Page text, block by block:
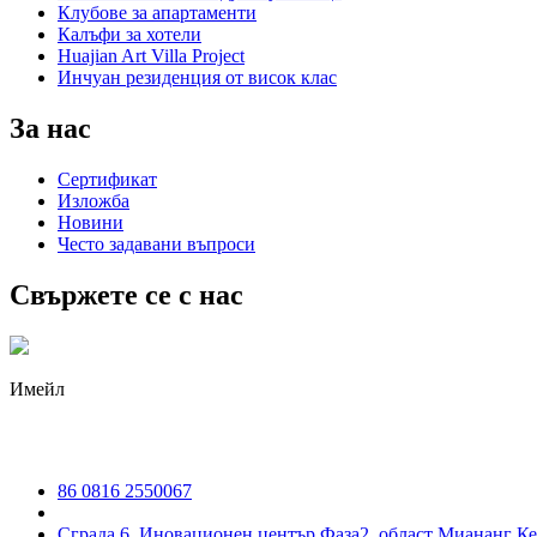
Клубове за апартаменти
Калъфи за хотели
Huajian Art Villa Project
Инчуан резиденция от висок клас
За нас
Сертификат
Изложба
Новини
Често задавани въпроси
Свържете се с нас
Имейл
86 0816 2550067